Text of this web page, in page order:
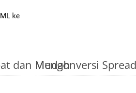
ke
dan Mudah
Mengonversi